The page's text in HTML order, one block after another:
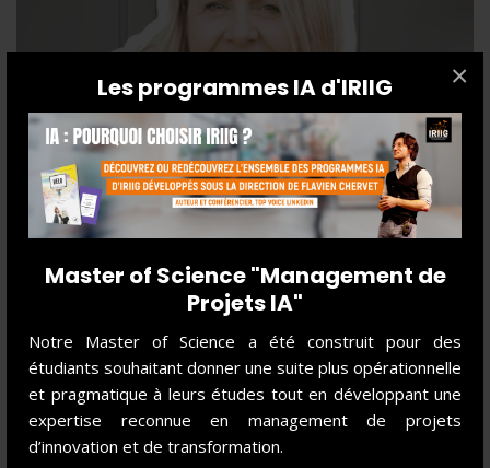
Les programmes IA d'IRIIG
Master of Science "Management de
Projets IA"
Notre Master of Science a été construit pour des
étudiants souhaitant donner une suite plus opérationnelle
et pragmatique à leurs études tout en développant une
expertise reconnue en management de projets
d’innovation et de transformation.
×
Nos alumni témoignent : Florence PERRIER,
fondatrice de We Flow Green
Lundi 2 mars 2026
Je suis Florence Perrier, docteur vétérinaire de formation
tombée amoureuse de la nature — et des vaches, surtout
— et quelque part, c'est cette passion qui a guidé toute ma